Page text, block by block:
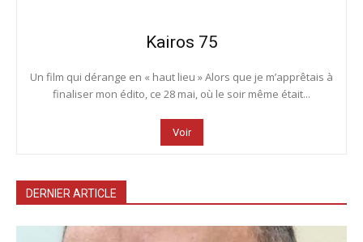
Kairos 75
Un film qui dérange en « haut lieu » Alors que je m’apprêtais à
finaliser mon édito, ce 28 mai, où le soir même était...
Voir
DERNIER ARTICLE